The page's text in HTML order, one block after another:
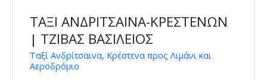
ΤΑΞΙ ΑΝΔΡΙΤΣΑΙΝΑ-ΚΡΕΣΤΕΝΩΝ
| ΤΖΙΒΑΣ ΒΑΣΙΛΕΙΟΣ
Ταξί Ανδρίτσαινα, Κρέστενα προς Λιμάνι και
Αεροδρόμιο